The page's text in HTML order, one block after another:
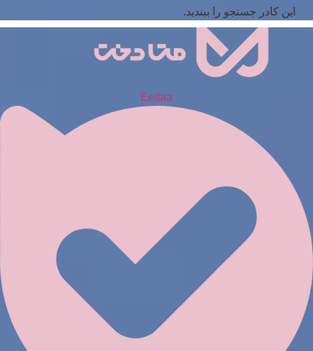
این کادر جستجو را ببندید.
Eeitaa